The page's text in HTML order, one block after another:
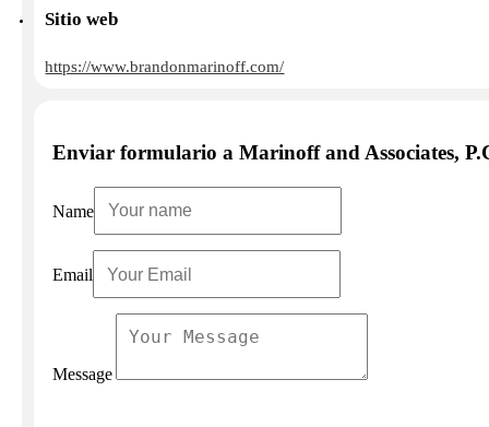
Sitio web
https://www.brandonmarinoff.com/
Enviar formulario a Marinoff and Associates,
Name
Email
Message